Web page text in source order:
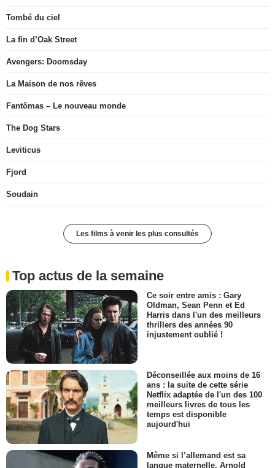
Tombé du ciel
La fin d’Oak Street
Avengers: Doomsday
La Maison de nos rêves
Fantômas – Le nouveau monde
The Dog Stars
Leviticus
Fjord
Soudain
Les films à venir les plus consultés
Top actus de la semaine
Ce soir entre amis : Gary
Oldman, Sean Penn et Ed
Harris dans l'un des meilleurs
thrillers des années 90
injustement oublié !
Déconseillée aux moins de 16
ans : la suite de cette série
Netflix adaptée de l'un des 100
meilleurs livres de tous les
temps est disponible
aujourd'hui
Même si l’allemand est sa
langue maternelle, Arnold